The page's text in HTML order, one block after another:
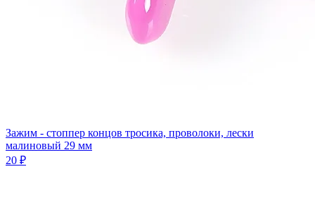
Зажим - стоппер концов тросика, проволоки, лески
малиновый 29 мм
20 ₽